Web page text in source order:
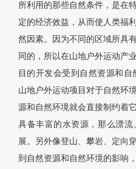
所利用的那些自然条件，是在
定的经济效益，从而使人类福
然因素。因为不同的区域所具
同的，所以在山地户外运动产
目的开发会受到自然资源和
山地户外运动项目对于自然环
源和自然环境就会直接制约着
具备丰富的水资源，那么漂
展。另外像登山、攀岩、定向
到自然资源和自然环境的影响